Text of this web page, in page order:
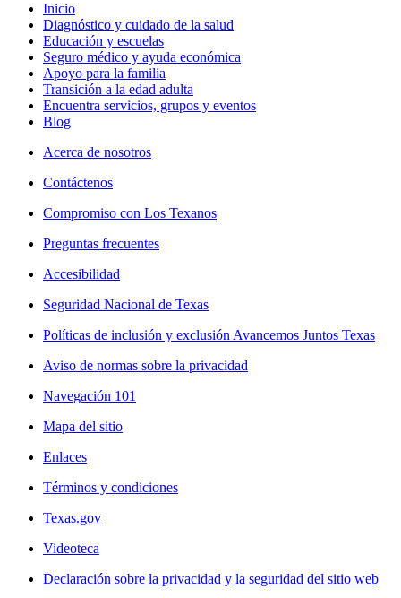
Inicio
Diagnóstico y cuidado de la salud
Educación y escuelas
Seguro médico y ayuda económica
Apoyo para la familia
Transición a la edad adulta
Encuentra servicios, grupos y eventos
Blog
Acerca de nosotros
Contáctenos
Compromiso con Los Texanos
Preguntas frecuentes
Accesibilidad
Seguridad Nacional de Texas
Políticas de inclusión y exclusión Avancemos Juntos Texas
Aviso de normas sobre la privacidad
Navegación 101
Mapa del sitio
Enlaces
Términos y condiciones
Texas.gov
Videoteca
Declaración sobre la privacidad y la seguridad del sitio web